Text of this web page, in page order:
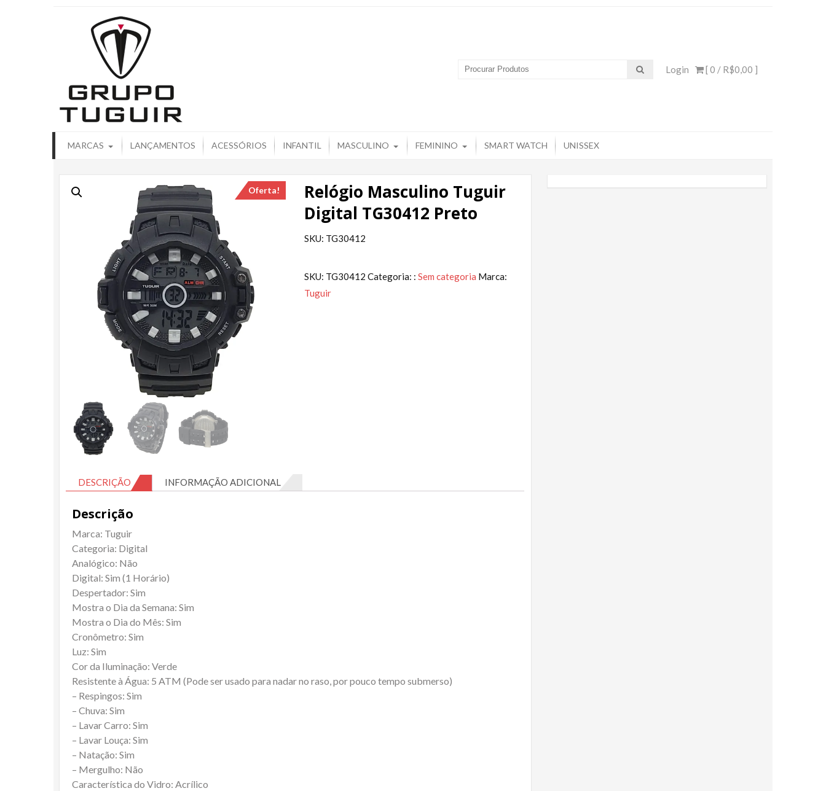
[ 0 / R$0,00 ]
Login
MARCAS LANÇAMENTOS ACESSÓRIOS INFANTIL MASCULINO FEMININO SMART WATCH UNISSEX
Oferta!
Relógio Masculino Tuguir
Digital TG30412 Preto
SKU: TG30412
SKU: TG30412 Categoria: :Sem categoria Marca:
Tuguir
DESCRIÇÃO INFORMAÇÃO ADICIONAL
Descrição
Marca: Tuguir
Categoria: Digital
Analógico: Não
Digital: Sim (1 Horário)
Despertador: Sim
Mostra o Dia da Semana: Sim
Mostra o Dia do Mês: Sim
Cronômetro: Sim
Luz: Sim
Cor da Iluminação: Verde
Resistente à Água: 5 ATM (Pode ser usado para nadar no raso, por pouco tempo submerso)
– Respingos: Sim
– Chuva: Sim
– Lavar Carro: Sim
– Lavar Louça: Sim
– Natação: Sim
– Mergulho: Não
Característica do Vidro: Acrílico